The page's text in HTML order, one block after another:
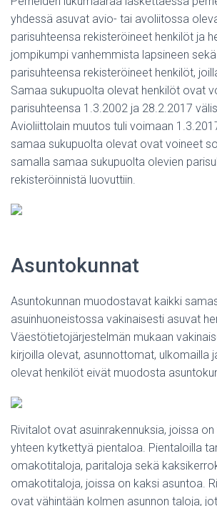
yhdessä asuvat avio- tai avoliitossa
parisuhteensa rekisteröineet henkilöt ja
jompikumpi vanhemmista lapsineen
parisuhteensa rekisteröineet henkilöt,
Samaa sukupuolta olevat henkilöt ovat
parisuhteensa 1.3.2002 ja 28.2.2017
Avioliittolain muutos tuli voimaan
samaa sukupuolta olevat ovat voineet
samalla samaa sukupuolta olevien
rekisteröinnistä luovuttiin.
Asuntokunnat
Asuntokunnan muodostavat kaikki
asuinhuoneistossa vakinaisesti asuvat
Väestötietojärjestelmän mukaan
kirjoilla olevat, asunnottomat, ulkomailla
olevat henkilöt eivät muodosta
Rivitalot ovat asuinrakennuksia, joissa
yhteen kytkettyä pientaloa. Pientaloilla
omakotitaloja, paritaloja sekä
omakotitaloja, joissa on kaksi asuntoa.
ovat vähintään kolmen asunnon taloja,